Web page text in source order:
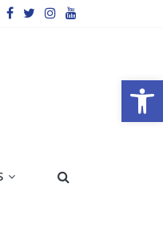
Barra de Ferramentas Aberta